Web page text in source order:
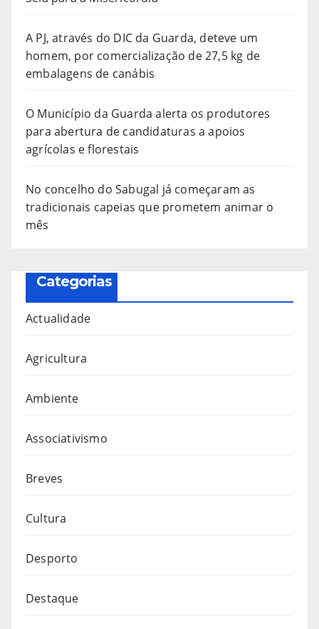
A PJ, através do DIC da Guarda, deteve um
homem, por comercialização de 27,5 kg de
embalagens de canábis
O Município da Guarda alerta os produtores
para abertura de candidaturas a apoios
agrícolas e florestais
No concelho do Sabugal já começaram as
tradicionais capeias que prometem animar o
mês
Categorias
Actualidade
Agricultura
Ambiente
Associativismo
Breves
Cultura
Desporto
Destaque